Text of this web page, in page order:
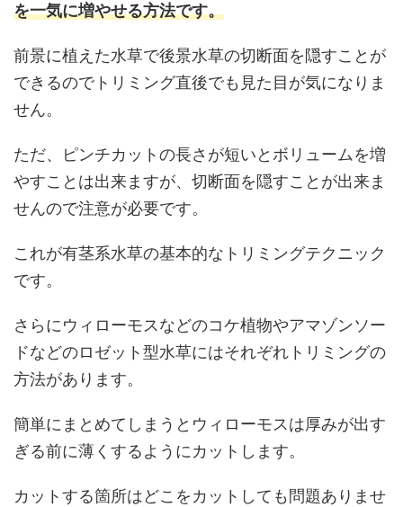
を一気に増やせる方法です。
前景に植えた水草で後景水草の切断面を隠すことが
できるのでトリミング直後でも見た目が気になりま
せん。
ただ、ピンチカットの長さが短いとボリュームを増
やすことは出来ますが、切断面を隠すことが出来ま
せんので注意が必要です。
これが有茎系水草の基本的なトリミングテクニック
です。
さらにウィローモスなどのコケ植物やアマゾンソー
ドなどのロゼット型水草にはそれぞれトリミングの
方法があります。
簡単にまとめてしまうとウィローモスは厚みが出す
ぎる前に薄くするようにカットします。
カットする箇所はどこをカットしても問題ありませ